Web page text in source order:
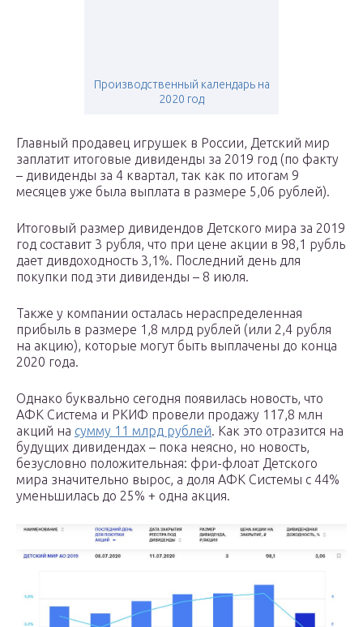
Производственный календарь на
2020 год
Главный продавец игрушек в России, Детский мир
заплатит итоговые дивиденды за 2019 год (по факту
– дивиденды за 4 квартал, так как по итогам 9
месяцев уже была выплата в размере 5,06 рублей).
Итоговый размер дивидендов Детского мира за 2019
год составит 3 рубля, что при цене акции в 98,1 рубль
дает дивдоходность 3,1%. Последний день для
покупки под эти дивиденды – 8 июля.
Также у компании осталась нераспределенная
прибыль в размере 1,8 млрд рублей (или 2,4 рубля
на акцию), которые могут быть выплачены до конца
2020 года.
Однако буквально сегодня появилась новость, что
АФК Система и РКИФ провели продажу 117,8 млн
акций на сумму 11 млрд рублей. Как это отразится на
будущих дивидендах – пока неясно, но новость,
безусловно положительная: фри-флоат Детского
мира значительно вырос, а доля АФК Системы с 44%
уменьшилась до 25% + одна акция.